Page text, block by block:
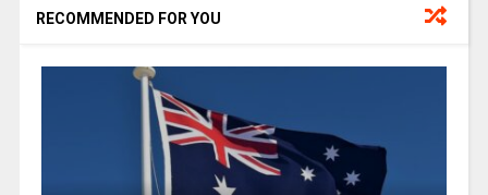
RECOMMENDED FOR YOU